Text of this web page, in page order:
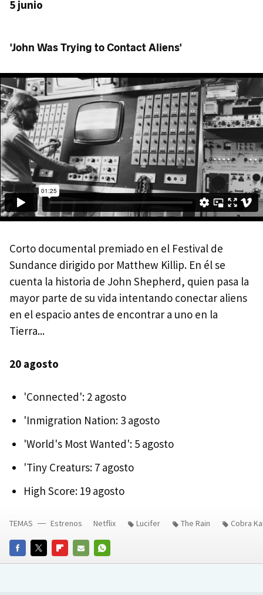
5 junio
'John Was Trying to Contact Aliens'
Corto documental premiado en el Festival de
Sundance dirigido por Matthew Killip. En él se
cuenta la historia de John Shepherd, quien pasa la
mayor parte de su vida intentando conectar aliens
en el espacio antes de encontrar a uno en la
Tierra...
20 agosto
'Connected': 2 agosto
'Inmigration Nation: 3 agosto
'World's Most Wanted': 5 agosto
'Tiny Creaturs: 7 agosto
High Score: 19 agosto
FACEBOOKTWITTERFLIPBOARD
E-
WHATSAPP
TEMAS Estrenos Netflix Lucifer The Rain Cobra